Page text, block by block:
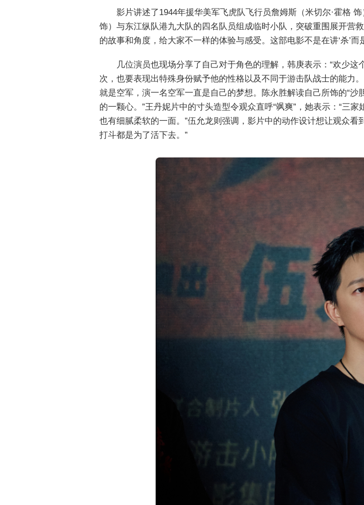
影片讲述了1944年援华美军飞虎队飞行员詹姆斯（米切尔·霍格
饰）与东江纵队港九大队的四名队员组成临时小队，突破重围展开营
的故事和角度，给大家不一样的体验与感受。这部电影不是在讲‘杀’而
几位演员也现场分享了自己对于角色的理解，韩庚表示：“欢少
次，也要表现出特殊身份赋予他的性格以及不同于游击队战士的能力
就是空军，演一名空军一直是自己的梦想。陈永胜解读自己所饰的“沙
的一颗心。”王丹妮片中的寸头造型令观众直呼“飒爽”，她表示：“三
也有细腻柔软的一面。”伍允龙则强调，影片中的动作设计想让观众
打斗都是为了活下去。”